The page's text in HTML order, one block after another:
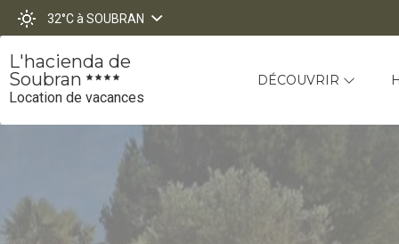
32°Cà SOUBRAN
L'hacienda de
Soubran
Location de vacances
DÉCOUVRIR